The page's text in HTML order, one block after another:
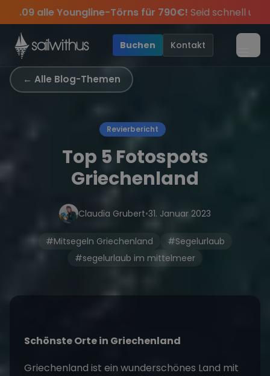
Skip to content
Special:Am 05.09 alle Youngline-Törns für
Sichere Dir jetztDein Meilenbuch und Deine
keineTörn-Updates, Insider-Tippsund exklusive
Season Closing Party 2026!Die Saison war
Buchen Kontakt
← Alle Blog-Themen
Revierbericht
Top 5 Fotospots
Griechenland
Claudia Grubert•31. Januar 2023
#Mitsegeln Griechenland
#Segelurlaub
#segelurlaub im mittelmeer
Schönste Orte in Griechenland
Griechenland ist ein wunderschönes Land mit